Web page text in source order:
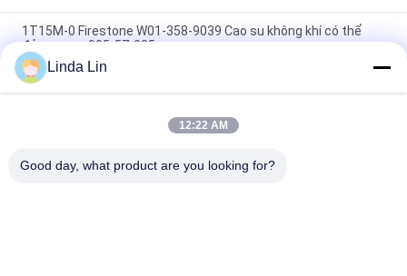
1T15M-0 Firestone W01-358-9039 Cao su không khí có thể
đảo ngược 905-57-085
W013588646 Neway Bus Air Spring Bellows For Golden Dragon
Yutong 1T15M-2
Natural Rubber 6111300390 Bus Air Spring Cross FIRESTONE
Linda Lin
12:22 AM
Good day, what product are you looking for?